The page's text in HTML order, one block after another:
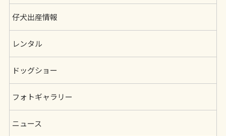
仔犬出産情報
レンタル
ドッグショー
フォトギャラリー
ニュース